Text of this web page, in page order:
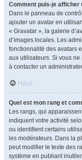
Comment puis-je afficher
Dans le panneau de
ajouter un avatar en
« Gravatar », la galerie
d’images locales. Les
fonctionnalité des avatars
aux utilisateurs. Si vous
à contacter un
Haut
Quel est mon rang et
Les rangs, qui
indiquent votre activité
ou identifient certains
les modérateurs. Dans la
peut modifier le texte des
système en publiant